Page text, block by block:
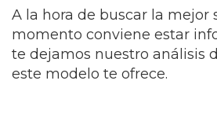
A la hora de buscar la mejor
momento conviene estar
te dejamos nuestro análisis
este modelo te ofrece.